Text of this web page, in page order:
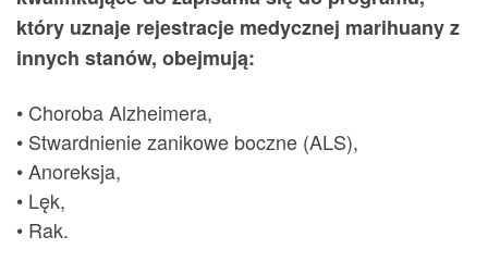
który uznaje rejestracje medycznej marihuany z
innych stanów, obejmują:
• Choroba Alzheimera,
• Stwardnienie zanikowe boczne (ALS),
• Anoreksja,
• Lęk,
• Rak.